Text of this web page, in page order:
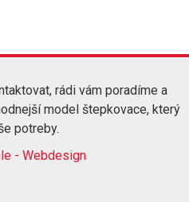
rádi vám poradíme a
model štepkovace, který
potreby.
- Webdesign